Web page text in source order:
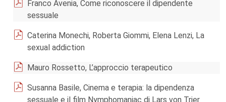
Franco Avenia, Come riconoscere il dipendente
sessuale
Caterina Monechi, Roberta Giommi, Elena Lenzi, La
sexual addiction
Mauro Rossetto, L’approccio terapeutico
Susanna Basile, Cinema e terapia: la dipendenza
sessuale e il film Nymphomaniac di Lars von Trier